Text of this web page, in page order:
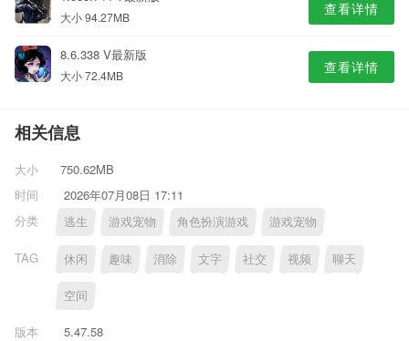
大小 94.27MB 查看详情
8.6.338 V最新版
大小 72.4MB 查看详情
相关信息
大小
750.62MB
时间
2026年07月08日 17:11
分类
逃生 游戏宠物 角色扮演游戏 游戏宠物
TAG 休闲 趣味 消除 文字 社交 视频 聊天
空间
版本
5.47.58